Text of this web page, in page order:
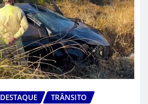
DESTAQUE TRÂNSITO